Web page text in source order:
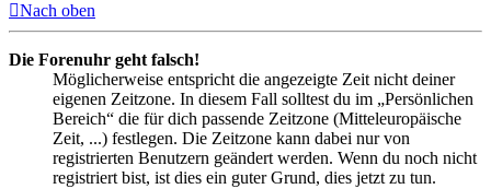
Nach oben
Die Forenuhr geht falsch!
Möglicherweise entspricht die angezeigte Zeit nicht deiner
eigenen Zeitzone. In diesem Fall solltest du im „Persönlichen
Bereich“ die für dich passende Zeitzone (Mitteleuropäische
Zeit, ...) festlegen. Die Zeitzone kann dabei nur von
registrierten Benutzern geändert werden. Wenn du noch nicht
registriert bist, ist dies ein guter Grund, dies jetzt zu tun.